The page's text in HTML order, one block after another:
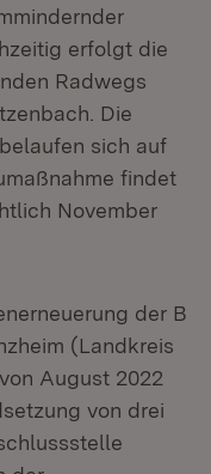
erfolgt die
Radwegs
Die
sich auf
findet
November
der B
(Landkreis
August 2022
von drei